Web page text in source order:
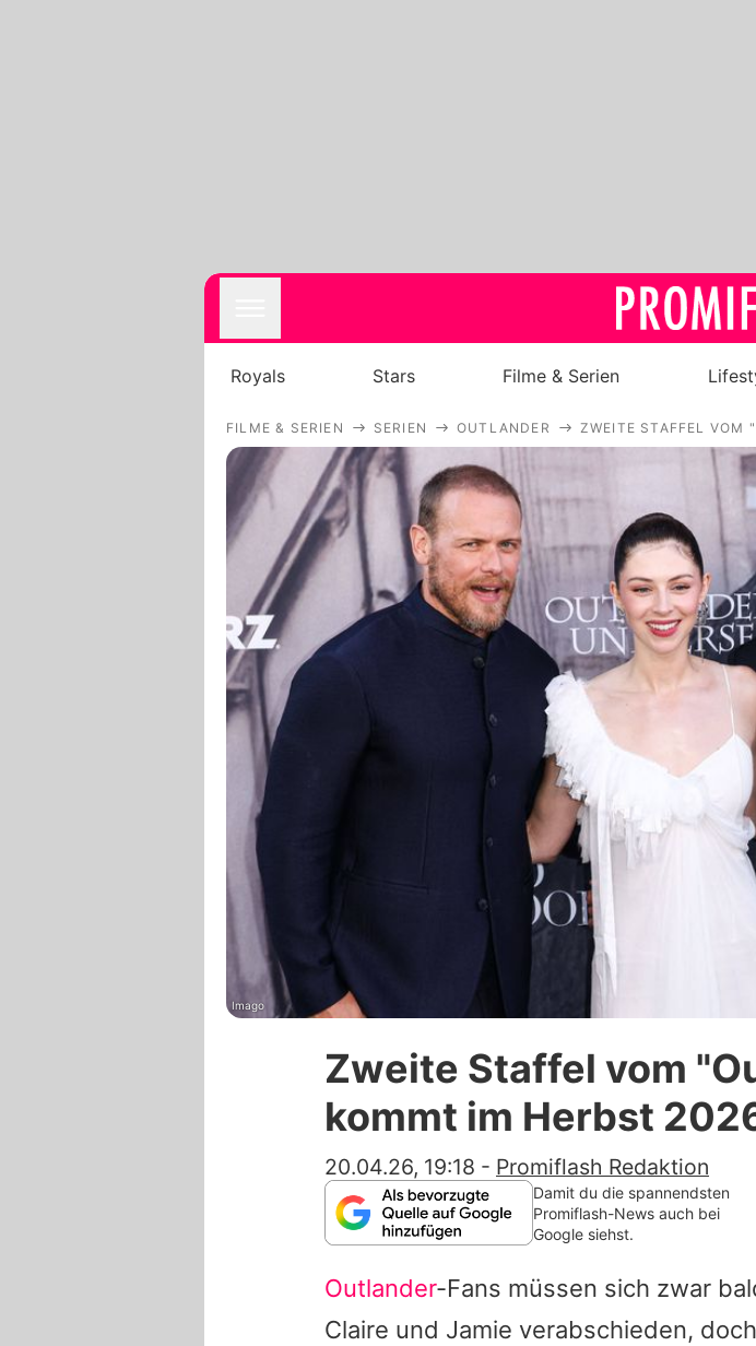
Filme &
Familie &
Promiflash
Alle Themen
Jobs
App
Redaktionelle
Utiq
Royals Stars Filme & Serien
FILME & SERIEN SERIEN OUTLANDER ZWEITE STAFFEL
Imago
Zweite Staffel vom
kommt im Herbst
20.04.26, 19:18 - Promiflash Redaktion
Damit du die spannendsten
Promiflash-News auch bei
Google siehst.
Outlander-Fans müssen sich zwar
Claire und Jamie verabschieden,